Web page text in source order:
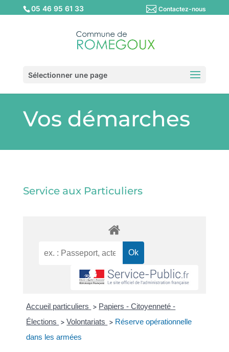
05 46 95 61 33 Contactez-nous
Sélectionner une page
Vos démarches
Service aux Particuliers
Accueil particuliers > Papiers - Citoyenneté -
Élections > Volontariats > Réserve opérationnelle
dans les armées